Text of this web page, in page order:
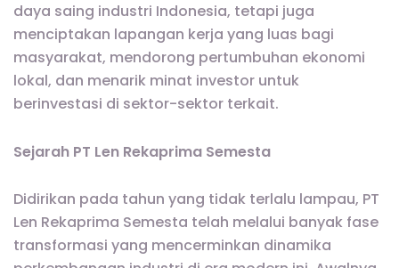
daya saing industri Indonesia, tetapi juga
menciptakan lapangan kerja yang luas bagi
masyarakat, mendorong pertumbuhan ekonomi
lokal, dan menarik minat investor untuk
berinvestasi di sektor-sektor terkait.
Sejarah PT Len Rekaprima Semesta
Didirikan pada tahun yang tidak terlalu lampau, PT
Len Rekaprima Semesta telah melalui banyak fase
transformasi yang mencerminkan dinamika